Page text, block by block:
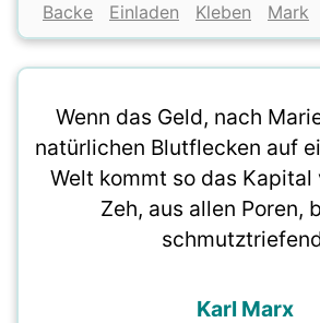
Backe Einladen Kleben Mark
Wenn das Geld, nach
natürlichen Blutflecken auf
Welt kommt so das Kapital
Zeh, aus allen Poren,
Karl Marx